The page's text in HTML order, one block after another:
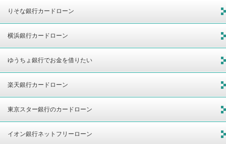
りそな銀行カードローン
横浜銀行カードローン
ゆうちょ銀行でお金を借りたい
楽天銀行カードローン
東京スター銀行のカードローン
イオン銀行ネットフリーローン